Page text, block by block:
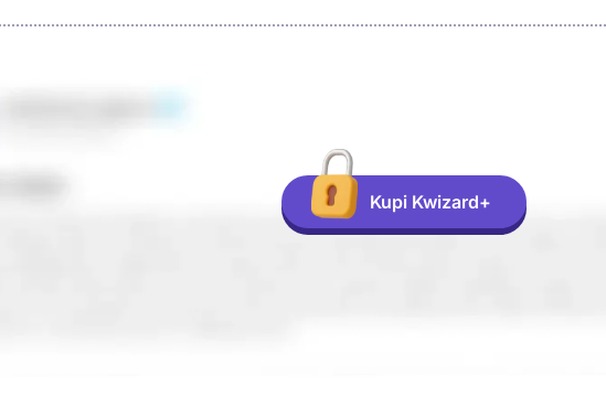
Kupi Kwizard+